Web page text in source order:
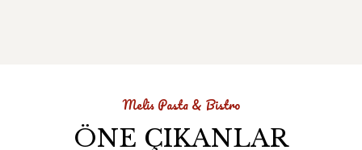
Melis Pasta & Bistro
ÖNE ÇIKANLAR